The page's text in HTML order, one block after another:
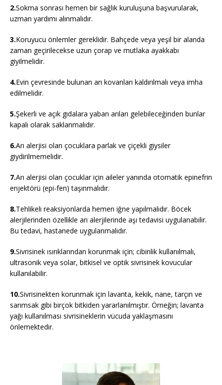
2.Sokma sonrası hemen bir sağlık kuruluşuna başvurularak,
uzman yardımı alınmalıdır.
3.Koruyucu önlemler gereklidir. Bahçede veya yeşil bir alanda
zaman geçirilecekse uzun çorap ve mutlaka ayakkabı
giyilmelidir.
4.Evin çevresinde bulunan arı kovanları kaldırılmalı veya imha
edilmelidir.
5.Şekerli ve açık gıdalara yaban arıları gelebileceğinden bunlar
kapalı olarak saklanmalıdır.
6.Arı alerjisi olan çocuklara parlak ve çiçekli giysiler
giydirilmemelidir.
7.Arı alerjisi olan çocuklar için aileler yanında otomatik epinefrin
enjektörü (epi-fen) taşınmalıdır.
8.Tehlikeli reaksiyonlarda hemen iğne yapılmalıdır. Böcek
alerjilerinden özellikle arı alerjilerinde aşı tedavisi uygulanabilir.
Bu tedavi, hastanede uygulanmalıdır.
9.Sivrisinek ısırıklarından korunmak için; cibinlik kullanılmalı,
ultrasonik veya solar, bitkisel ve optik sivrisinek kovucular
kullanılabilir.
10.Sivrisinekten korunmak için lavanta, kekik, nane, tarçın ve
sarımsak gibi birçok bitkiden yararlanılmıştır. Örneğin; lavanta
yağı kullanılması sivrisineklerin vücuda yaklaşmasını
önlemektedir.